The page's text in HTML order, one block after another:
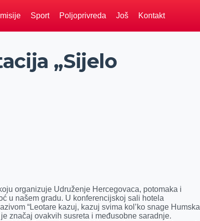
Sport Poljoprivreda Još Kontakt
„Sijelo
organizuje Udruženje Hercegovaca, potomaka i
u našem gradu. U konferencijskoj sali hotela
“Leotare kazuj, kazuj svima kol’ko snage Humska
značaj ovakvih susreta i međusobne saradnje.